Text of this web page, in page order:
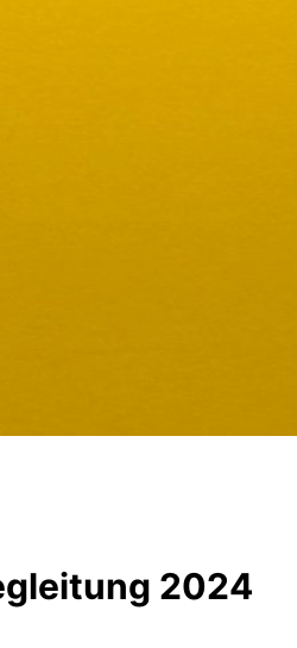
2024